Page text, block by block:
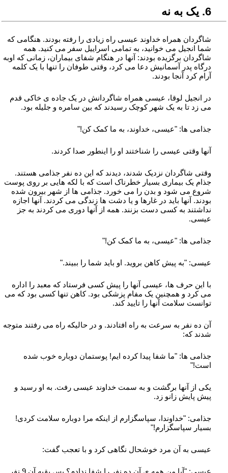
6. یک به نه
شاگردان همراه خداوند عیسی راه زیادی را رفته بودند. هنگامی که
شما انجیل می خوانید، به تمامی اسراییل سفر می کنید. همه
شاگردان برگزیده بودند: آنها در هنگام شفای بیماران، زمانی که اوبه
درگاه پدر آسمانیش دعا می کرد، وقتی طوفان را تنها با یک کلمه
آرام کرد آنجا بودند.
در انجیل لوقا، عیسی همراه شاگردانش در یک جاده ی خاکی قدم
می زد تا به یک شهر کوچک رسیدند که بین سامره و جلیله بود.
جذامی ها: "عیسی، خداوند، به ما کمک کن!"
آنها وقتی عیسی را شناختند او را اینطور صدا کردند.
وقتی شاگردان نزدیک شدند، دیدند که این ده نفر جذامی هستند.
جذام یک بیماری بسیار خطرناک است که با لکه هایی بر روی پوست
شروع می شود و بدن را می خورد. جذامی ها از شهر بیرون شده
بودند. آنها باید در غارها و یا دشت ها زندگی می کردند. آنها اجازه
نداشتند به کسی دست بزنند. همه از آنها دوری می کردند به جز
عیسی.
جذامی ها: "عیسی، به ما کمک کن!"
عیسی: "به پیش کاهن بروید. او باید شما را ببیند."
با این حرف ها، عیسی آنها را پیش کسی فرستاد که معبد را اداره
می کرد و همچنین یک مفام پزشکی بود. کاهن تنها کسی بود که می
توانست سلامت آنها را تایید کند.
آن ده نفر به سرعت به راه افتادند. و در حالیکه راه می رفتند متوجه
شدند که:
جذامی ها: "ما شفا پیدا کرده ایم! پوستمان دوباره خوب شده
است!"
یکی از آنها برگشت و به سمت خداوند عیسی رفت. به او رسید و
پیش پایش زانو زد.
جذامی: "خداوندا، سپاسگزارم از اینکه مرا دوباره سلامت کردی!
بسیار سپاسگزارم!"
عیسی به آن مرد خوشحال نگاهی کرد و با تعجب گفت:
عیسی: "آیا من همه ی آن ده نفر را شفا ندادم؟ پس بقیه آن 9 نفر